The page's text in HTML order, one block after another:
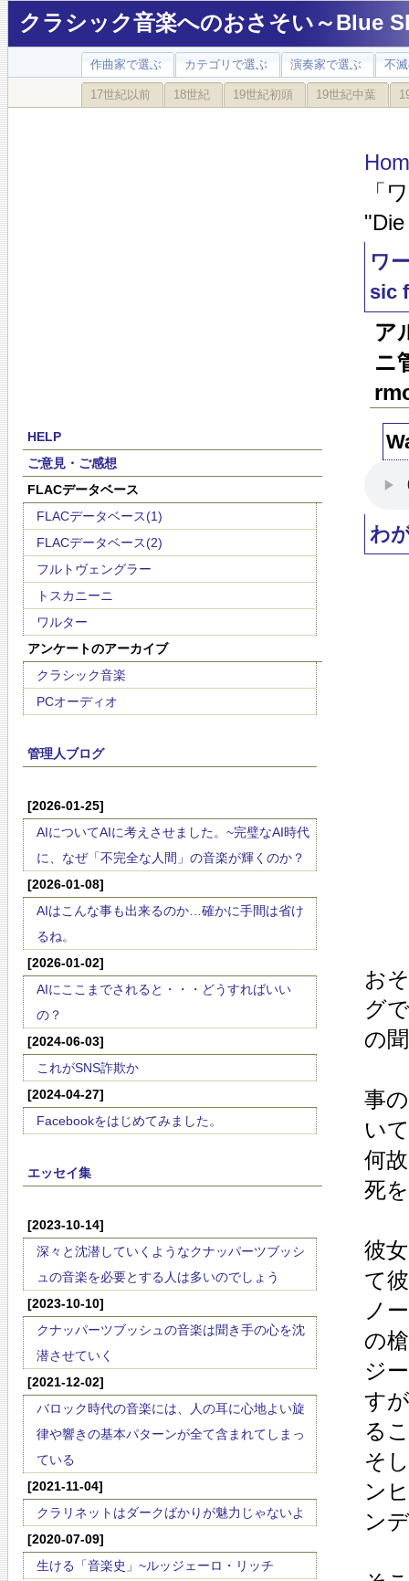
クラシック音楽へのおさそい～Blue
作曲家で選ぶ カテゴリで選ぶ 演奏家で選ぶ 不
17世紀以前 18世紀 19世紀初頭 19世紀中葉
HELP
ご意見・ご感想
FLACデータベース
FLACデータベース(1)
FLACデータベース(2)
フルトヴェングラー
トスカニーニ
ワルター
アンケートのアーカイブ
クラシック音楽
PCオーディオ
管理人ブログ
[2026-01-25]
AIについてAIに考えさせました。~完璧なAI時代
に、なぜ「不完全な人間」の音楽が輝くのか？
[2026-01-08]
AIはこんな事も出来るのか…確かに手間は省け
るね。
[2026-01-02]
AIにここまでされると・・・どうすればいい
の？
[2024-06-03]
これがSNS詐欺か
[2024-04-27]
Facebookをはじめてみました。
エッセイ集
[2023-10-14]
深々と沈潜していくようなクナッパーツブッシ
ュの音楽を必要とする人は多いのでしょう
[2023-10-10]
クナッパーツブッシュの音楽は聞き手の心を沈
潜させていく
[2021-12-02]
バロック時代の音楽には、人の耳に心地よい旋
律や響きの基本パターンが全て含まれてしまっ
ている
[2021-11-04]
クラリネットはダークばかりが魅力じゃないよ
[2020-07-09]
生ける「音楽史」~ルッジェーロ・リッチ
「
ワ
sic
ア
ニ
わ
お
グ
の
事
い
何
死
彼
て
ノ
の
ジ
す
る
そ
ン
ン